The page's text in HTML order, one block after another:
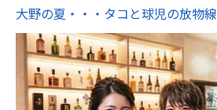
大野の夏・・・タコと球児の放物線